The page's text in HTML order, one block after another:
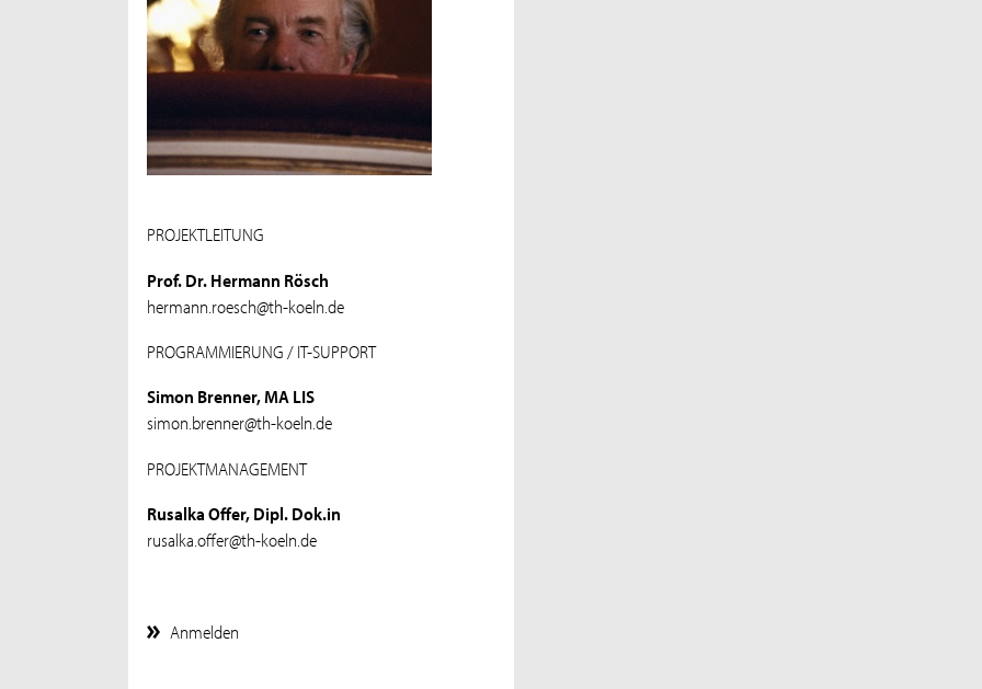
PROJEKTLEITUNG
Prof. Dr. Hermann Rösch
hermann.roesch@th-koeln.de
PROGRAMMIERUNG / IT-SUPPORT
Simon Brenner, MA LIS
simon.brenner@th-koeln.de
PROJEKTMANAGEMENT
Rusalka Offer, Dipl. Dok.in
rusalka.offer@th-koeln.de
Anmelden